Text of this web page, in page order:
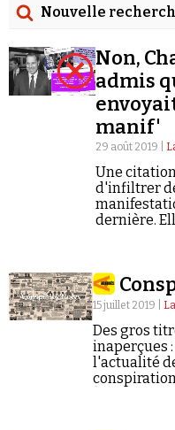
Vidéos
Faire
Se
Nouvelle
Date
Rechercher dans tous
Cibler votre
Rechercher
Non,
admis
manif'
29 août 2019 |
Une
d'infiltrer
dernière.
15 juillet 2019 |
Des gros
inaperçues
l'actualité